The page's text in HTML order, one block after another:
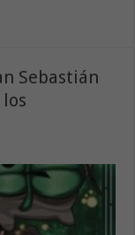
Sebastián